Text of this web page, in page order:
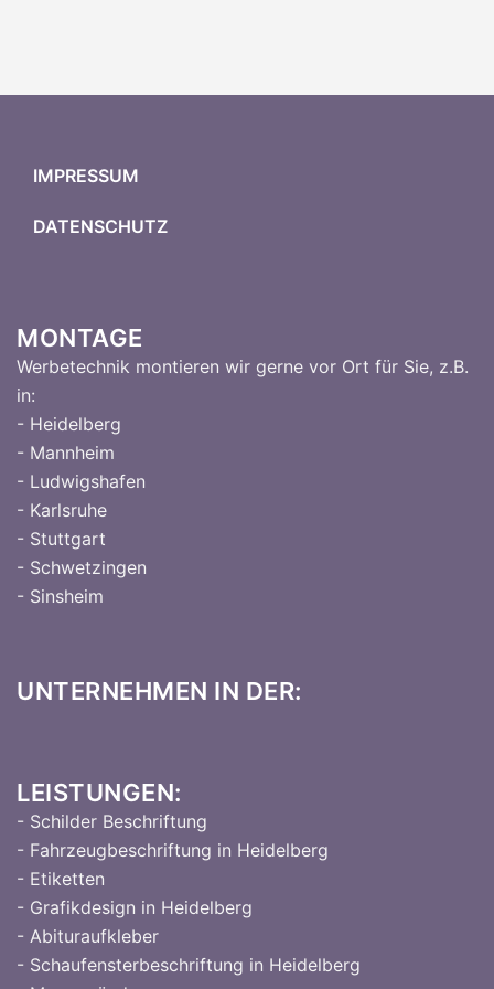
IMPRESSUM
DATENSCHUTZ
MONTAGE
Werbetechnik montieren wir gerne vor Ort für Sie, z.B.
in:
- Heidelberg
- Mannheim
- Ludwigshafen
- Karlsruhe
- Stuttgart
- Schwetzingen
- Sinsheim
UNTERNEHMEN IN DER:
LEISTUNGEN:
- Schilder Beschriftung
- Fahrzeugbeschriftung in Heidelberg
- Etiketten
- Grafikdesign in Heidelberg
- Abituraufkleber
- Schaufensterbeschriftung in Heidelberg